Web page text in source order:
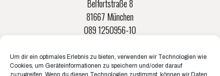
Um dir ein optimales Erlebnis zu bieten, verwenden wir Technologien wie
Cookies, um Geräteinformationen zu speichern und/oder darauf
zuzugreifen. Wenn du diesen Technologien zustimmst, können wir Daten
Belfortstraße 8
81667 München
089 1250956-10
Büro Münster ✉️
Rudolf-Von-Langen-Str. 42